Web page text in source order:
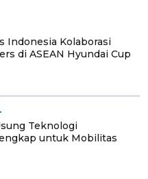
Indonesia Kolaborasi
di ASEAN Hyundai Cup
Teknologi
untuk Mobilitas